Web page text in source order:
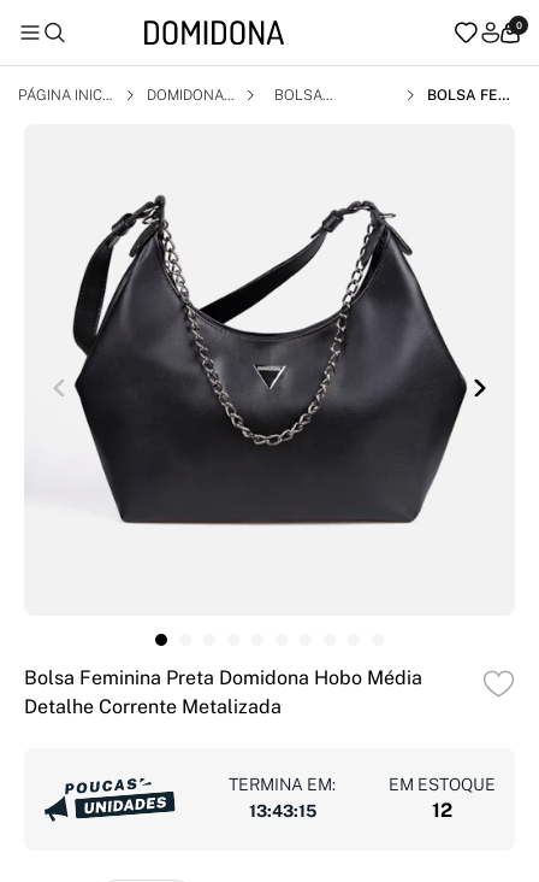
0
PÁGINA INICI
DOMIDONA BOLSA
BOLSA FEMI
Bolsa Feminina Preta Domidona Hobo Média
Detalhe Corrente Metalizada
TERMINA EM:
13:43:14
EM ESTOQUE
12